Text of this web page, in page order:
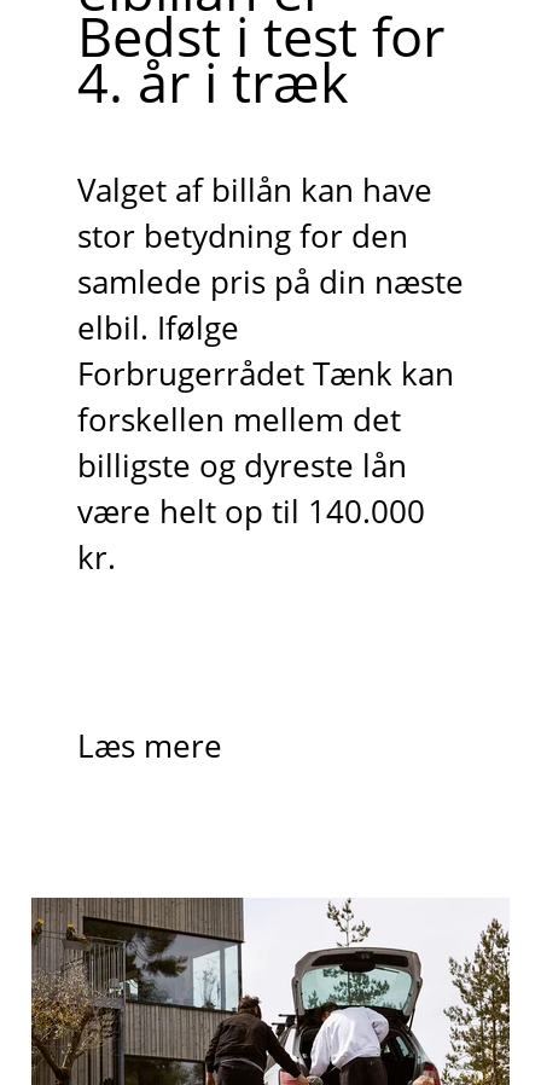
Bedst i test for
4. år i træk
Valget af billån kan have
stor betydning for den
samlede pris på din næste
elbil. Ifølge
Forbrugerrådet Tænk kan
forskellen mellem det
billigste og dyreste lån
være helt op til 140.000
kr.
Læs mere